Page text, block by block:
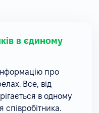
в єдиному
про
Все, від
в одному
співробітника.